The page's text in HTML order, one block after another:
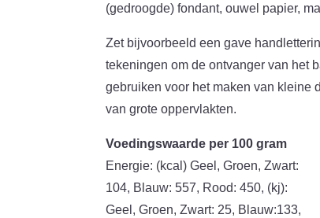
(gedroogde) fondant, ouwel papier,
Zet bijvoorbeeld een gave
tekeningen om de ontvanger van het
gebruiken voor het maken van kleine
van grote oppervlakten.
Voedingswaarde per 100 gram
Energie: (kcal) Geel, Groen, Zwart:
104, Blauw: 557, Rood: 450, (kj):
Geel, Groen, Zwart: 25, Blauw:133,